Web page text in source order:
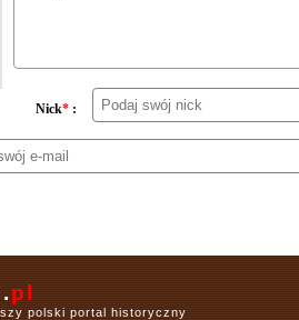
Nick* :
pl
polski portal historyczny